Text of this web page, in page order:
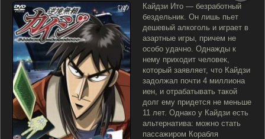
Кайдзи Ито — безработный
бездельник. Он лишь пьет
дешевый алкоголь и играет в
азартные игры, причем не
особо удачно. Однажды к
нему приходит человек,
который заявляет, что Кайдзи
задолжал почти 4 миллиона
иен, и отрабатывать такой
долг ему придется не меньше
11 лет. Однако у Кайдзи есть
альтернатива: можно стать
пассажиром Корабля